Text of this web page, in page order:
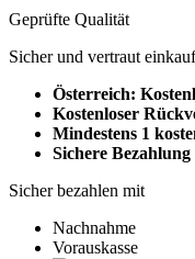
Geprüfte Qualität
Sicher und vertraut
Österreich:
Kostenloser
Mindestens 1
Sichere Bezahlung
Sicher bezahlen mit
Nachnahme
Vorauskasse